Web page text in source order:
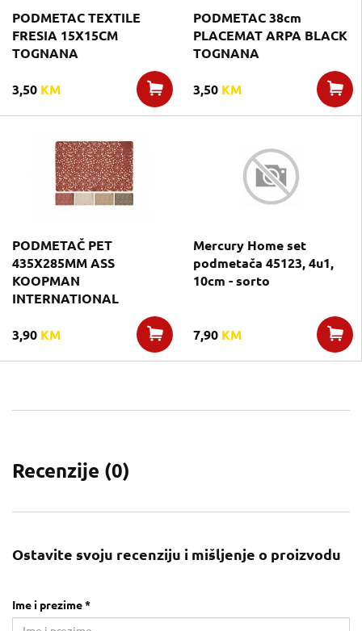
PODMETAC TEXTILE
FRESIA 15X15CM
TOGNANA
3,50 KM
PODMETAC 38cm
PLACEMAT ARPA BLACK
TOGNANA
3,50 KM
PODMETAČ PET
435X285MM ASS
KOOPMAN
INTERNATIONAL
3,90 KM
Mercury Home set
podmetača 45123, 4u1,
10cm - sorto
7,90 KM
Recenzije (0)
Ostavite svoju recenziju i mišljenje o proizvodu
Ime i prezime *